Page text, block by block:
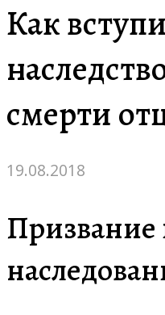
Как
смерти
19.08.2018
Призвание